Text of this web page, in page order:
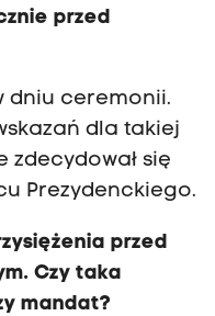
przed
dniu ceremonii.
dla takiej
zdecydował się
Prezydenckiego.
przed
Czy taka
mandat?